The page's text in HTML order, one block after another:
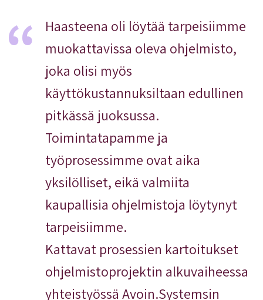
Haasteena oli löytää tarpeisiimme
muokattavissa oleva ohjelmisto,
joka olisi myös
käyttökustannuksiltaan edullinen
pitkässä juoksussa.
Toimintatapamme ja
työprosessimme ovat aika
yksilölliset, eikä valmiita
kaupallisia ohjelmistoja löytynyt
tarpeisiimme.
Kattavat prosessien kartoitukset
ohjelmistoprojektin alkuvaiheessa
yhteistyössä Avoin.Systemsin